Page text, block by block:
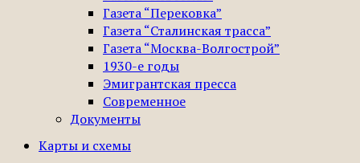
Газета “Перековка”
Газета “Сталинская трасса”
Газета “Москва-Волгострой”
1930-е годы
Эмигрантская пресса
Современное
Документы
Карты и схемы